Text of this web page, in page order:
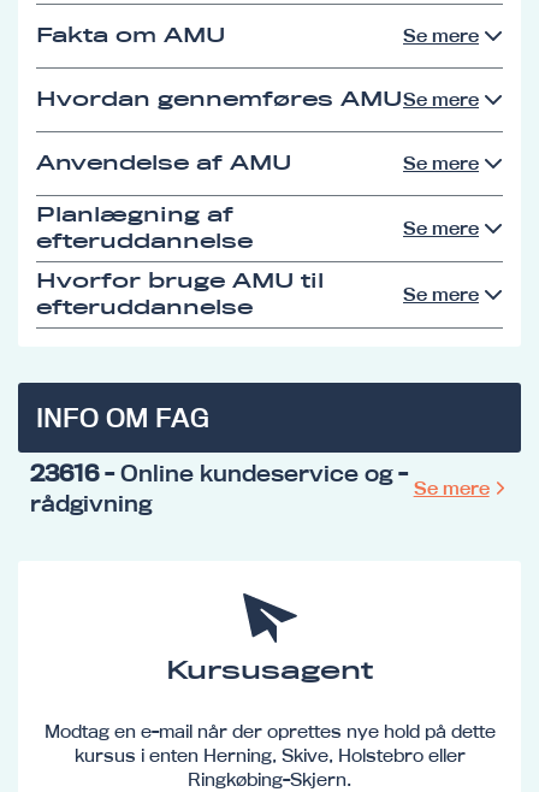
Fakta om AMU Se mere
Hvordan gennemføres AMUSe mere
Anvendelse af AMU Se mere
Planlægning af
efteruddannelse
Se mere
Hvorfor bruge AMU til
efteruddannelse
Se mere
INFO OM FAG
23616- Online kundeservice og -
rådgivning
Se mere
Kursusagent
Modtag en e-mail når der oprettes nye hold på dette
kursus i enten Herning, Skive, Holstebro eller
Ringkøbing-Skjern.